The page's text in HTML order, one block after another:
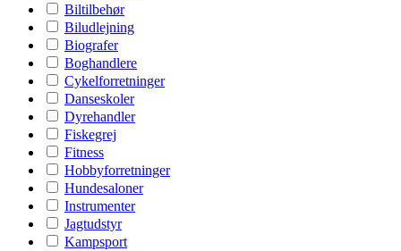
Biltilbehør
Biludlejning
Biografer
Boghandlere
Cykelforretninger
Danseskoler
Dyrehandler
Fiskegrej
Fitness
Hobbyforretninger
Hundesaloner
Instrumenter
Jagtudstyr
Kampsport